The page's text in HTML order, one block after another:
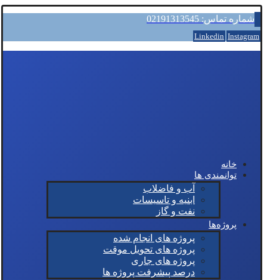
شماره تماس: 02191313545
Linkedin Instagram
خانه
توانمندی ها
آب و فاضلاب
ابنیه و تاسیسات
نفت و گاز
پروژه‌ها
پروژه های انجام شده
پروژه های تحویل موقت
پروژه های جاری
درصد پیشرفت پروژه ها